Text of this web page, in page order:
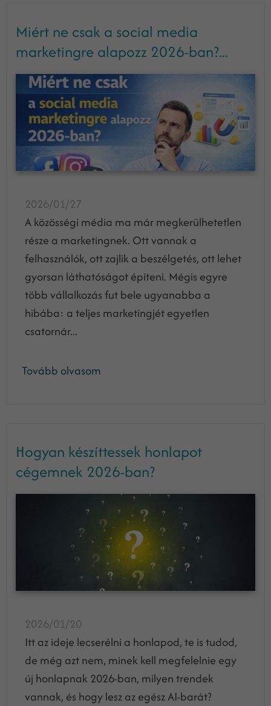
Miért ne csak a social media
marketingre alapozz 2026-ban?...
2026/01/27
A közösségi média ma már megkerülhetetlen
része a marketingnek. Ott vannak a
felhasználók, ott zajlik a beszélgetés, ott lehet
gyorsan láthatóságot építeni. Mégis egyre
több vállalkozás fut bele ugyanabba a
hibába: a teljes marketingjét egyetlen
csatornár...
Tovább olvasom
Hogyan készíttessek honlapot
cégemnek 2026-ban?
2026/01/20
Itt az ideje lecserélni a honlapod, te is tudod,
de még azt nem, minek kell megfelelnie egy
új honlapnak 2026-ban, milyen trendek
vannak, és hogy lesz az egész AI-barát?